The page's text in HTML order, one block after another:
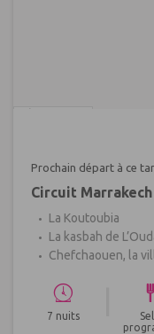
Prochain départ à ce
Circuit Marrakech
La Koutoubia
La kasbah de
Chefchaouen, la
7 nuits